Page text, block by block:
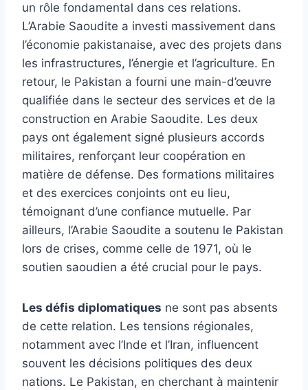
un rôle fondamental dans ces relations.
L’Arabie Saoudite a investi massivement dans
l’économie pakistanaise, avec des projets dans
les infrastructures, l’énergie et l’agriculture. En
retour, le Pakistan a fourni une main-d’œuvre
qualifiée dans le secteur des services et de la
construction en Arabie Saoudite. Les deux
pays ont également signé plusieurs accords
militaires, renforçant leur coopération en
matière de défense. Des formations militaires
et des exercices conjoints ont eu lieu,
témoignant d’une confiance mutuelle. Par
ailleurs, l’Arabie Saoudite a soutenu le Pakistan
lors de crises, comme celle de 1971, où le
soutien saoudien a été crucial pour le pays.
Les défis diplomatiques ne sont pas absents
de cette relation. Les tensions régionales,
notamment avec l’Inde et l’Iran, influencent
souvent les décisions politiques des deux
nations. Le Pakistan, en cherchant à maintenir